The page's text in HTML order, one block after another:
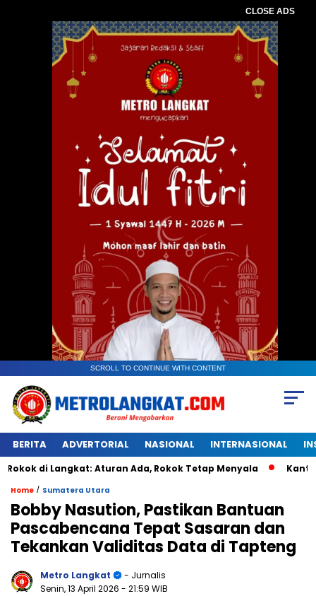
CLOSE ADS
SCROLL TO CONTINUE WITH CONTENT
BERITA ADVERTORIAL NASIONAL INTERNASIONAL
Langkat: Aturan Ada, Rokok Tetap Menyala Kantongan
Home / Sumatera Utara
Bobby Nasution, Pastikan Bantuan
Pascabencana Tepat Sasaran dan
Tekankan Validitas Data di Tapteng
Metro Langkat
- Jurnalis
Senin, 13 April 2026 - 21:59 WIB